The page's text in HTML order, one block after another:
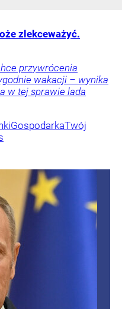
zlekceważyć.
przywrócenia
wakacji – wynika
w tej sprawie lada
GospodarkaTwój